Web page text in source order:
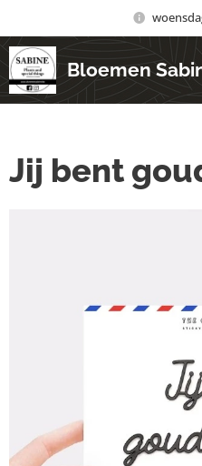
Bloemen
Jij bent